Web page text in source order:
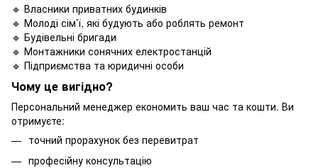
🔹 Власники приватних будинків
🔹 Молоді сім’ї, які будують або роблять ремонт
🔹 Будівельні бригади
🔹 Монтажники сонячних електростанцій
🔹 Підприємства та юридичні особи
Чому це вигідно?
Персональний менеджер економить ваш час та кошти. Ви
отримуєте:
точний прорахунок без перевитрат
професійну консультацію